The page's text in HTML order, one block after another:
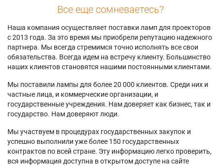
Все еще сомневаетесь?
Наша компания осуществляет поставки ламп для проекторов
с 2013 года. За это время мы приобрели репутацию надежного
партнера. Мы всегда стремимся точно исполнять все свои
обязательства. Всегда идем на встречу клиенту. Большинство
наших клиентов становятся нашими постоянными клиентами.
Мы поставили лампы для более 20 000 клиентов. Среди них и
частные лица, и коммерческие организации, и
государственные учреждения. Нам доверяет как бизнес, так и
государство. Нам доверяют люди.
Мы участвуем в процедурах государственных закупок и
успешно выполнили уже более 150 государственных
контрактов по всей стране. Эту информацию легко проверить,
вся информация доступна в открытом доступе на сайте